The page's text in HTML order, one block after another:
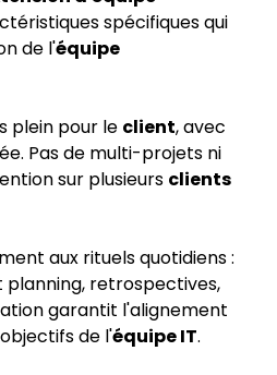
spécifiques qui
de l'équipe
plein pour le client, avec
Pas de multi-projets ni
sur plusieurs clients
aux rituels quotidiens :
retrospectives,
garantit l'alignement
de l'équipe IT.